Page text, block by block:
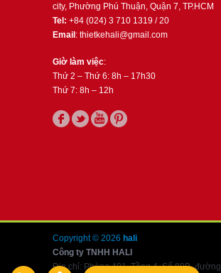
city, Phường Phú Thuận, Quận 7, TP.HCM
Tel: +84 (024) 3 710 1319 / 20
Email: thietkehali@gmail.com
Giờ làm việc:
Thứ 2 – Thứ 6: 8h – 17h30
Thứ 7: 8h – 12h
Copyright © 2026 hali
Công ty TNHH HALI
Địa chỉ: Phòng 401, Tầng 4, Số 80B, đường